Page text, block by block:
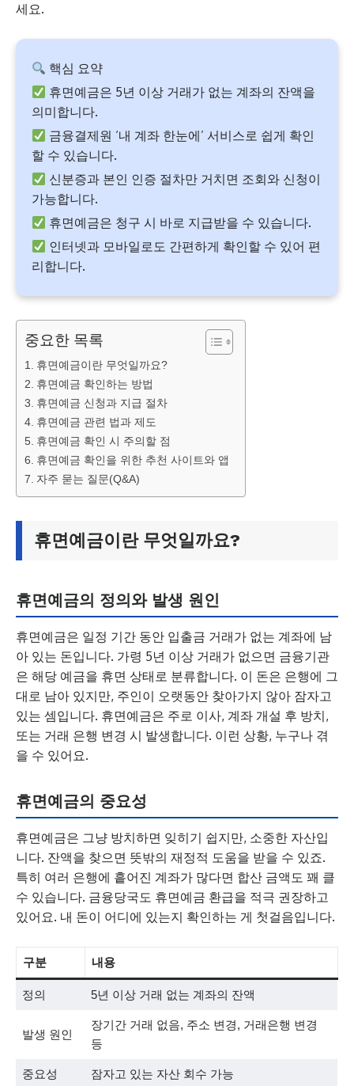
세요.
핵심 요약
휴면예금은 5년 이상 거래가 없는 계좌의 잔액을
의미합니다.
금융결제원 ‘내 계좌 한눈에’ 서비스로 쉽게 확인
할 수 있습니다.
신분증과 본인 인증 절차만 거치면 조회와 신청이
가능합니다.
휴면예금은 청구 시 바로 지급받을 수 있습니다.
인터넷과 모바일로도 간편하게 확인할 수 있어 편
리합니다.
중요한 목록
휴면예금이란 무엇일까요?
휴면예금 확인하는 방법
휴면예금 신청과 지급 절차
휴면예금 관련 법과 제도
휴면예금 확인 시 주의할 점
휴면예금 확인을 위한 추천 사이트와 앱
자주 묻는 질문(Q&A)
휴면예금이란 무엇일까요?
휴면예금의 정의와 발생 원인
휴면예금은 일정 기간 동안 입출금 거래가 없는 계좌에 남
아 있는 돈입니다. 가령 5년 이상 거래가 없으면 금융기관
은 해당 예금을 휴면 상태로 분류합니다. 이 돈은 은행에 그
대로 남아 있지만, 주인이 오랫동안 찾아가지 않아 잠자고
있는 셈입니다. 휴면예금은 주로 이사, 계좌 개설 후 방치,
또는 거래 은행 변경 시 발생합니다. 이런 상황, 누구나 겪
을 수 있어요.
휴면예금의 중요성
휴면예금은 그냥 방치하면 잊히기 쉽지만, 소중한 자산입
니다. 잔액을 찾으면 뜻밖의 재정적 도움을 받을 수 있죠.
특히 여러 은행에 흩어진 계좌가 많다면 합산 금액도 꽤 클
수 있습니다. 금융당국도 휴면예금 환급을 적극 권장하고
있어요. 내 돈이 어디에 있는지 확인하는 게 첫걸음입니다.
구분 내용
정의 5년 이상 거래 없는 계좌의 잔액
발생 원인
장기간 거래 없음, 주소 변경, 거래은행 변경
등
중요성 잠자고 있는 자산 회수 가능